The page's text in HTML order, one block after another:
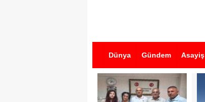
Dünya Gündem Asayiş
İş İlanları